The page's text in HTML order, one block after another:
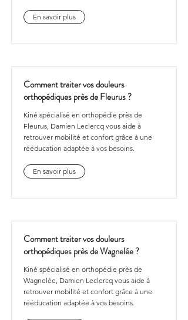
En savoir plus
Comment traiter vos douleurs
orthopédiques près de Fleurus ?
Kiné spécialisé en orthopédie près de
Fleurus, Damien Leclercq vous aide à
retrouver mobilité et confort grâce à une
rééducation adaptée à vos besoins.
En savoir plus
Comment traiter vos douleurs
orthopédiques près de Wagnelée ?
Kiné spécialisé en orthopédie près de
Wagnelée, Damien Leclercq vous aide à
retrouver mobilité et confort grâce à une
rééducation adaptée à vos besoins.